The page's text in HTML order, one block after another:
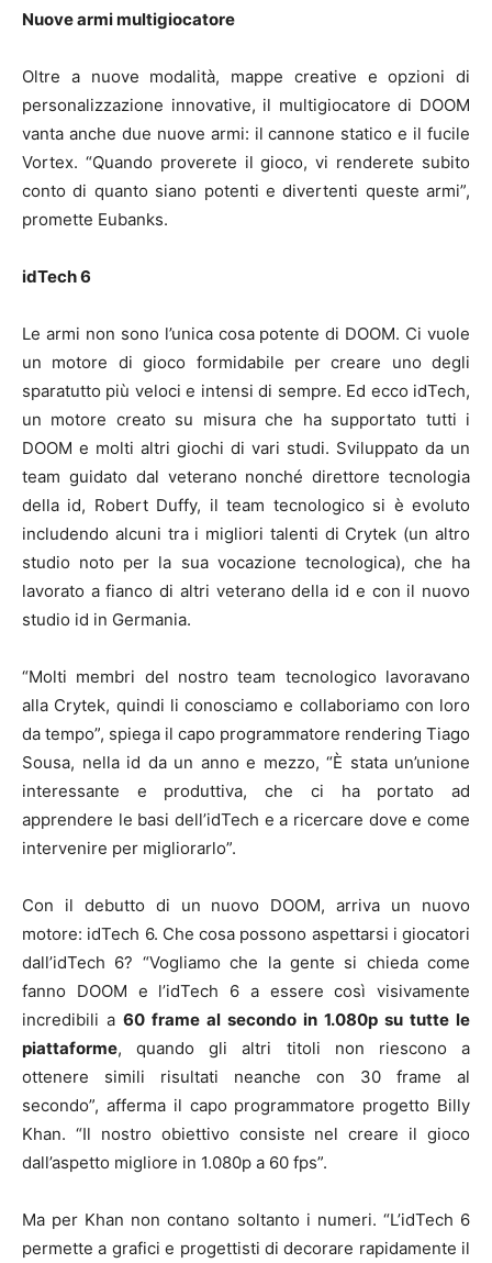
Nuove armi multigiocatore
Oltre a nuove modalità, mappe creative e opzioni di
personalizzazione innovative, il multigiocatore di DOOM
vanta anche due nuove armi: il cannone statico e il fucile
Vortex. “Quando proverete il gioco, vi renderete subito
conto di quanto siano potenti e divertenti queste armi”,
promette Eubanks.
idTech 6
Le armi non sono l’unica cosa potente di DOOM. Ci vuole
un motore di gioco formidabile per creare uno degli
sparatutto più veloci e intensi di sempre. Ed ecco idTech,
un motore creato su misura che ha supportato tutti i
DOOM e molti altri giochi di vari studi. Sviluppato da un
team guidato dal veterano nonché direttore tecnologia
della id, Robert Duffy, il team tecnologico si è evoluto
includendo alcuni tra i migliori talenti di Crytek (un altro
studio noto per la sua vocazione tecnologica), che ha
lavorato a fianco di altri veterano della id e con il nuovo
studio id in Germania.
“Molti membri del nostro team tecnologico lavoravano
alla Crytek, quindi li conosciamo e collaboriamo con loro
da tempo”, spiega il capo programmatore rendering Tiago
Sousa, nella id da un anno e mezzo, “È stata un’unione
interessante e produttiva, che ci ha portato ad
apprendere le basi dell’idTech e a ricercare dove e come
intervenire per migliorarlo”.
Con il debutto di un nuovo DOOM, arriva un nuovo
motore: idTech 6. Che cosa possono aspettarsi i giocatori
dall’idTech 6? “Vogliamo che la gente si chieda come
fanno DOOM e l’idTech 6 a essere così visivamente
incredibili a 60 frame al secondo in 1.080p su tutte le
piattaforme, quando gli altri titoli non riescono a
ottenere simili risultati neanche con 30 frame al
secondo”, afferma il capo programmatore progetto Billy
Khan. “Il nostro obiettivo consiste nel creare il gioco
dall’aspetto migliore in 1.080p a 60 fps”.
Ma per Khan non contano soltanto i numeri. “L’idTech 6
permette a grafici e progettisti di decorare rapidamente il